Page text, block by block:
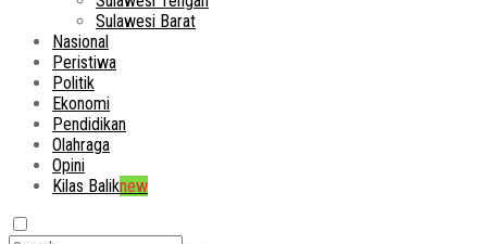
Sulawesi Barat
Nasional
Peristiwa
Politik
Ekonomi
Pendidikan
Olahraga
Opini
Kilas Baliknew